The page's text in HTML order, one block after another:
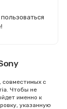
совместимых с
Чтобы не
именно к
указанную